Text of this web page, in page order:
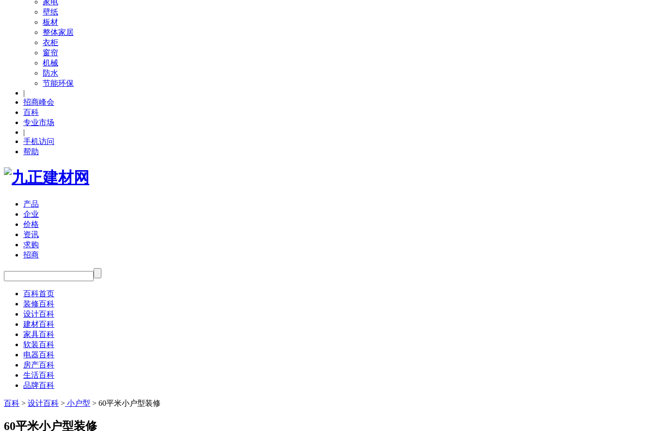
壁纸
板材
整体家居
衣柜
窗帘
机械
防水
节能环保
|
招商峰会
百科
专业市场
|
手机访问
帮助
产品
企业
价格
资讯
求购
招商
百科首页
装修百科
设计百科
建材百科
家具百科
软装百科
电器百科
房产百科
生活百科
品牌百科
百科 > 设计百科 > 小户型 > 60平米小户型装修
60平米小户型装修